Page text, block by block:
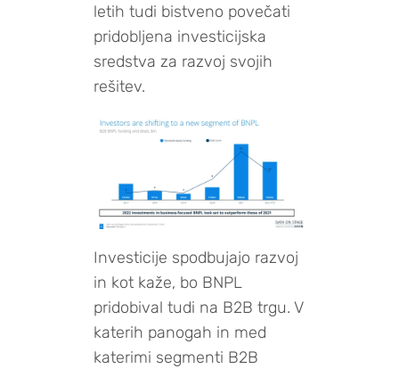
letih tudi bistveno povečati
pridobljena investicijska
sredstva za razvoj svojih
rešitev.
Investicije spodbujajo razvoj
in kot kaže, bo BNPL
pridobival tudi na B2B trgu. V
katerih panogah in med
katerimi segmenti B2B